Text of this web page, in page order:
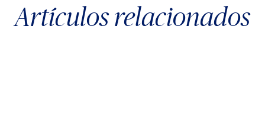
Artículos relacionados